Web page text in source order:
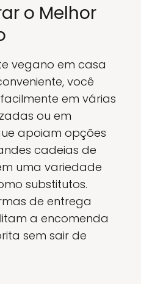
o Melhor
vegano em casa
você
em várias
ou em
apoiam opções
cadeias de
uma variedade
substitutos.
de entrega
a encomenda
sem sair de